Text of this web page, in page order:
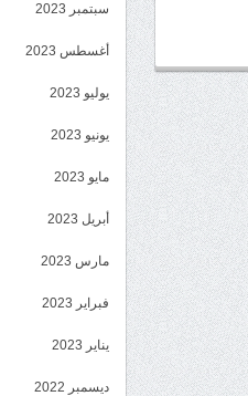
سبتمبر 2023
أغسطس 2023
يوليو 2023
يونيو 2023
مايو 2023
أبريل 2023
مارس 2023
فبراير 2023
يناير 2023
ديسمبر 2022